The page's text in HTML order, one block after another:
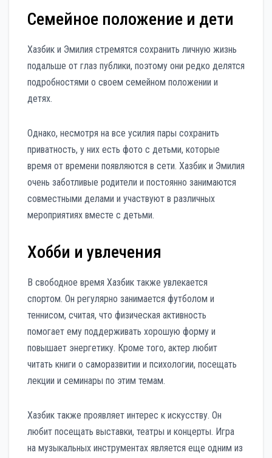
Семейное положение и дети
Хазбик и Эмилия стремятся сохранить личную жизнь
подальше от глаз публики, поэтому они редко делятся
подробностями о своем семейном положении и
детях.
Однако, несмотря на все усилия пары сохранить
приватность, у них есть фото с детьми, которые
время от времени появляются в сети. Хазбик и Эмилия
очень заботливые родители и постоянно занимаются
совместными делами и участвуют в различных
мероприятиях вместе с детьми.
Хобби и увлечения
В свободное время Хазбик также увлекается
спортом. Он регулярно занимается футболом и
теннисом, считая, что физическая активность
помогает ему поддерживать хорошую форму и
повышает энергетику. Кроме того, актер любит
читать книги о саморазвитии и психологии, посещать
лекции и семинары по этим темам.
Хазбик также проявляет интерес к искусству. Он
любит посещать выставки, театры и концерты. Игра
на музыкальных инструментах является еще одним из